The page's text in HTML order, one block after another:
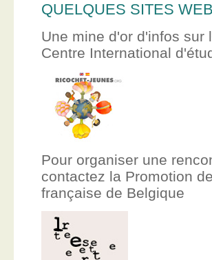
QUELQUES SITES
Une mine d'or d'infos sur
Centre International
Pour organiser une
contactez la Promotion
française de Belgique